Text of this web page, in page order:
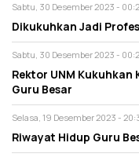
Sabtu, 30 Desember 2023 -
Dikukuhkan Jadi
Sabtu, 30 Desember 2023 -
Rektor UNM Kukuhkan
Guru Besar
Selasa, 19 Desember 2023 -
Riwayat Hidup Guru